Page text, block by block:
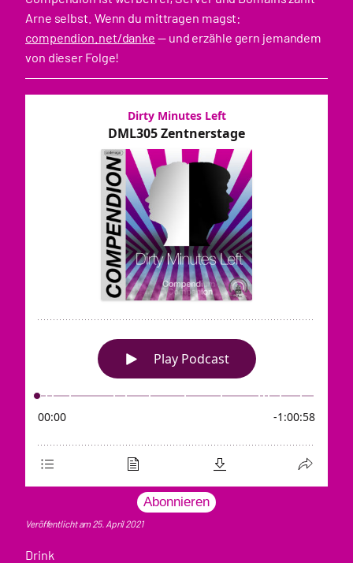
Arne selbst. Wenn du mittragen magst:
compendion.net/danke — und erzähle gern jemandem
von dieser Folge!
Abonnieren
Veröffentlicht am 25. April 2021
Drink